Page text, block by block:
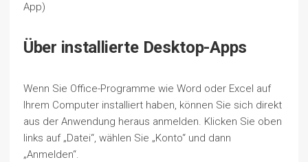
App)
Über installierte Desktop-Apps
Wenn Sie Office-Programme wie Word oder Excel auf
Ihrem Computer installiert haben, können Sie sich direkt
aus der Anwendung heraus anmelden. Klicken Sie oben
links auf „Datei“, wählen Sie „Konto“ und dann
„Anmelden“.